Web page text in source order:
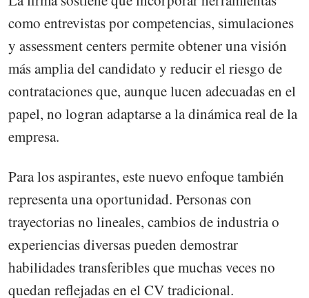
como entrevistas por competencias, simulaciones
y assessment centers permite obtener una visión
más amplia del candidato y reducir el riesgo de
contrataciones que, aunque lucen adecuadas en el
papel, no logran adaptarse a la dinámica real de la
empresa.
Para los aspirantes, este nuevo enfoque también
representa una oportunidad. Personas con
trayectorias no lineales, cambios de industria o
experiencias diversas pueden demostrar
habilidades transferibles que muchas veces no
quedan reflejadas en el CV tradicional.